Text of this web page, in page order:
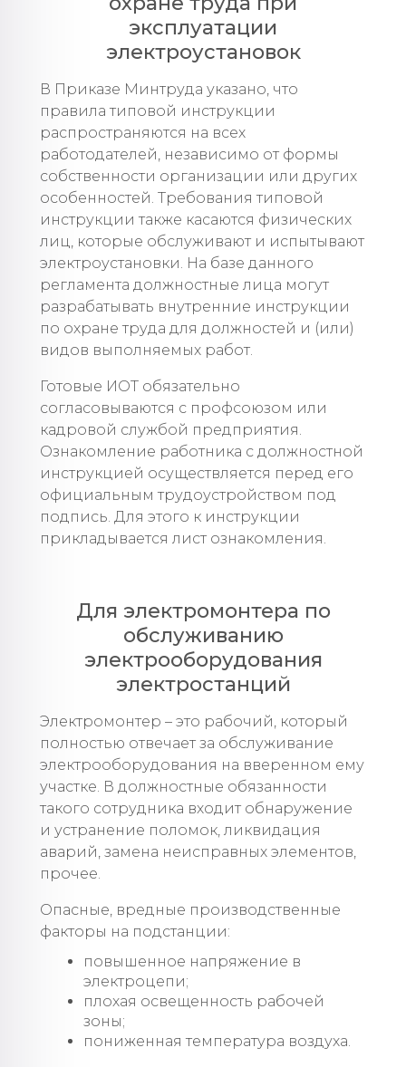
эксплуатации
электроустановок
В Приказе Минтруда указано, что
правила типовой инструкции
распространяются на всех
работодателей, независимо от формы
собственности организации или других
особенностей. Требования типовой
инструкции также касаются физических
лиц, которые обслуживают и испытывают
электроустановки. На базе данного
регламента должностные лица могут
разрабатывать внутренние инструкции
по охране труда для должностей и (или)
видов выполняемых работ.
Готовые ИОТ обязательно
согласовываются с профсоюзом или
кадровой службой предприятия.
Ознакомление работника с должностной
инструкцией осуществляется перед его
официальным трудоустройством под
подпись. Для этого к инструкции
прикладывается лист ознакомления.
Для электромонтера по
обслуживанию
электрооборудования
электростанций
Электромонтер – это рабочий, который
полностью отвечает за обслуживание
электрооборудования на вверенном ему
участке. В должностные обязанности
такого сотрудника входит обнаружение
и устранение поломок, ликвидация
аварий, замена неисправных элементов,
прочее.
Опасные, вредные производственные
факторы на подстанции:
повышенное напряжение в
электроцепи;
плохая освещенность рабочей
зоны;
пониженная температура воздуха.